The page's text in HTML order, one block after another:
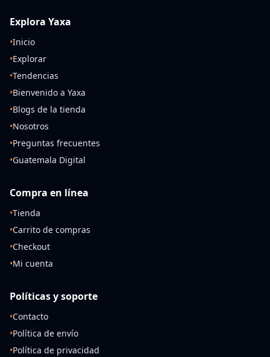
Explora Yaxa
•Inicio
•Explorar
•Tendencias
•Bienvenido a Yaxa
•Blogs de la tienda
•Nosotros
•Preguntas frecuentes
•Guatemala Digital
Compra en línea
•Tienda
•Carrito de compras
•Checkout
•Mi cuenta
Políticas y soporte
•Contacto
•Política de envío
•Política de privacidad